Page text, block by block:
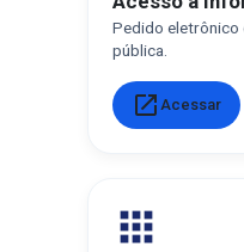
Pedido eletrônico
pública.
open_in_new Acessar
apps